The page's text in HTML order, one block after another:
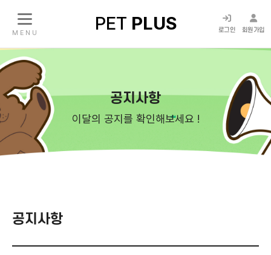
PET PLUS
M E N U 로그인 회원가입
공지사항
이달의 공지를 확인해보세요 !
공지사항